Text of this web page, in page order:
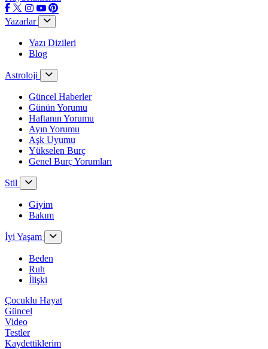
Yazarlar
Yazı Dizileri
Blog
Astroloji
Güncel Haberler
Günün Yorumu
Haftanın Yorumu
Ayın Yorumu
Aşk Uyumu
Yükselen Burç
Genel Burç Yorumları
Stil
Giyim
Bakım
İyi Yaşam
Beden
Ruh
İlişki
Çocuklu Hayat
Güncel
Video
Testler
Kaydettiklerim